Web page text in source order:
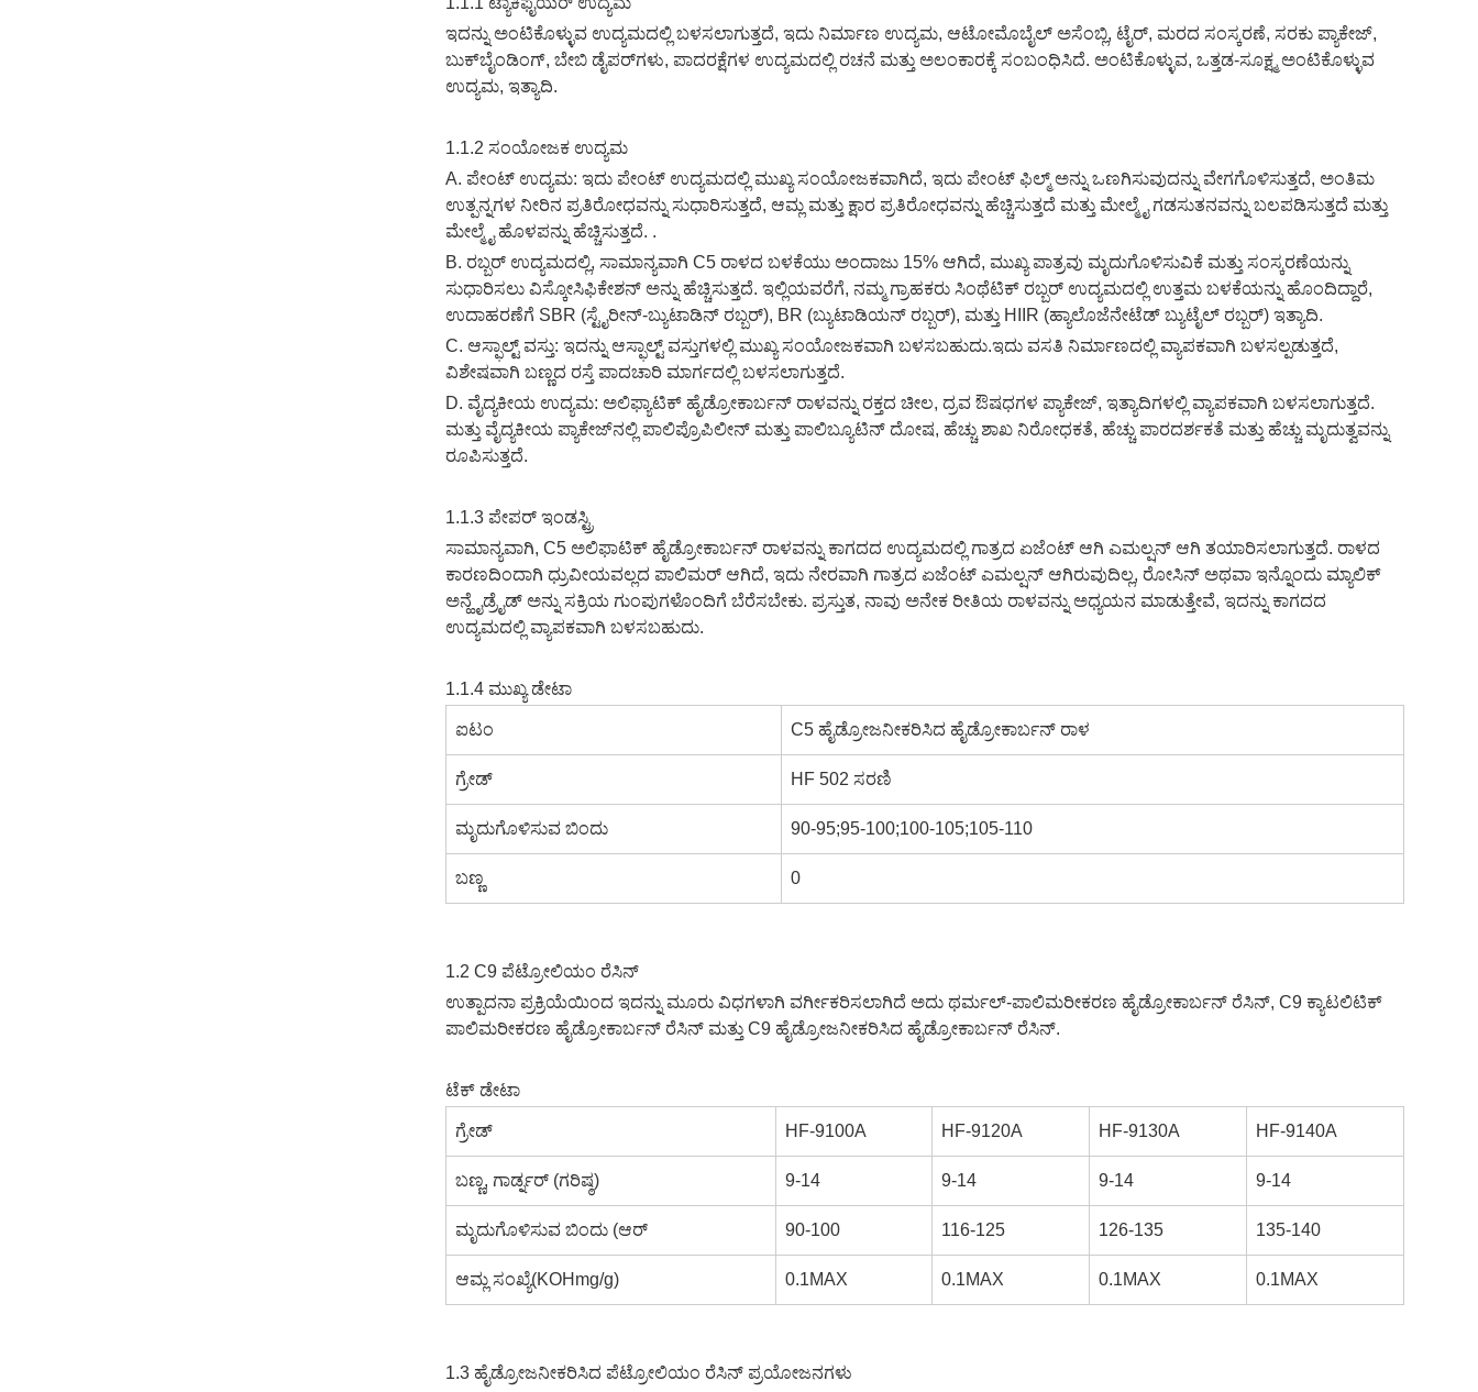
ಇದನ್ನು ಅಂಟಿಕೊಳ್ಳುವ ಉದ್ಯಮದಲ್ಲಿ ಬಳಸಲಾಗುತ್ತದೆ, ಇದು ನಿರ್ಮಾಣ ಉದ್ಯಮ, ಆಟೋಮೊಬೈಲ್ ಅಸೆಂಬ್ಲಿ, ಟೈರ್, ಮರದ ಸಂಸ್ಕರಣೆ, ಸರಕು ಪ್ಯಾಕೇಜ್,
ಬುಕ್‌ಬೈಂಡಿಂಗ್, ಬೇಬಿ ಡೈಪರ್‌ಗಳು, ಪಾದರಕ್ಷೆಗಳ ಉದ್ಯಮದಲ್ಲಿ ರಚನೆ ಮತ್ತು ಅಲಂಕಾರಕ್ಕೆ ಸಂಬಂಧಿಸಿದೆ. ಅಂಟಿಕೊಳ್ಳುವ, ಒತ್ತಡ-ಸೂಕ್ಷ್ಮ ಅಂಟಿಕೊಳ್ಳುವ
ಉದ್ಯಮ, ಇತ್ಯಾದಿ.
1.1.2 ಸಂಯೋಜಕ ಉದ್ಯಮ
A. ಪೇಂಟ್ ಉದ್ಯಮ: ಇದು ಪೇಂಟ್ ಉದ್ಯಮದಲ್ಲಿ ಮುಖ್ಯ ಸಂಯೋಜಕವಾಗಿದೆ, ಇದು ಪೇಂಟ್ ಫಿಲ್ಮ್ ಅನ್ನು ಒಣಗಿಸುವುದನ್ನು ವೇಗಗೊಳಿಸುತ್ತದೆ, ಅಂತಿಮ
ಉತ್ಪನ್ನಗಳ ನೀರಿನ ಪ್ರತಿರೋಧವನ್ನು ಸುಧಾರಿಸುತ್ತದೆ, ಆಮ್ಲ ಮತ್ತು ಕ್ಷಾರ ಪ್ರತಿರೋಧವನ್ನು ಹೆಚ್ಚಿಸುತ್ತದೆ ಮತ್ತು ಮೇಲ್ಮೈ ಗಡಸುತನವನ್ನು ಬಲಪಡಿಸುತ್ತದೆ ಮತ್ತು
ಮೇಲ್ಮೈ ಹೊಳಪನ್ನು ಹೆಚ್ಚಿಸುತ್ತದೆ. .
B. ರಬ್ಬರ್ ಉದ್ಯಮದಲ್ಲಿ, ಸಾಮಾನ್ಯವಾಗಿ C5 ರಾಳದ ಬಳಕೆಯು ಅಂದಾಜು 15% ಆಗಿದೆ, ಮುಖ್ಯ ಪಾತ್ರವು ಮೃದುಗೊಳಿಸುವಿಕೆ ಮತ್ತು ಸಂಸ್ಕರಣೆಯನ್ನು
ಸುಧಾರಿಸಲು ವಿಸ್ಕೋಸಿಫಿಕೇಶನ್ ಅನ್ನು ಹೆಚ್ಚಿಸುತ್ತದೆ. ಇಲ್ಲಿಯವರೆಗೆ, ನಮ್ಮ ಗ್ರಾಹಕರು ಸಿಂಥೆಟಿಕ್ ರಬ್ಬರ್ ಉದ್ಯಮದಲ್ಲಿ ಉತ್ತಮ ಬಳಕೆಯನ್ನು ಹೊಂದಿದ್ದಾರೆ,
ಉದಾಹರಣೆಗೆ SBR (ಸ್ಟೈರೀನ್-ಬ್ಯುಟಾಡಿನ್ ರಬ್ಬರ್), BR (ಬ್ಯುಟಾಡಿಯನ್ ರಬ್ಬರ್), ಮತ್ತು HIIR (ಹ್ಯಾಲೊಜೆನೇಟೆಡ್ ಬ್ಯುಟೈಲ್ ರಬ್ಬರ್) ಇತ್ಯಾದಿ.
C. ಆಸ್ಫಾಲ್ಟ್ ವಸ್ತು: ಇದನ್ನು ಆಸ್ಫಾಲ್ಟ್ ವಸ್ತುಗಳಲ್ಲಿ ಮುಖ್ಯ ಸಂಯೋಜಕವಾಗಿ ಬಳಸಬಹುದು.ಇದು ವಸತಿ ನಿರ್ಮಾಣದಲ್ಲಿ ವ್ಯಾಪಕವಾಗಿ ಬಳಸಲ್ಪಡುತ್ತದೆ,
ವಿಶೇಷವಾಗಿ ಬಣ್ಣದ ರಸ್ತೆ ಪಾದಚಾರಿ ಮಾರ್ಗದಲ್ಲಿ ಬಳಸಲಾಗುತ್ತದೆ.
D. ವೈದ್ಯಕೀಯ ಉದ್ಯಮ: ಅಲಿಫ್ಯಾಟಿಕ್ ಹೈಡ್ರೋಕಾರ್ಬನ್ ರಾಳವನ್ನು ರಕ್ತದ ಚೀಲ, ದ್ರವ ಔಷಧಗಳ ಪ್ಯಾಕೇಜ್, ಇತ್ಯಾದಿಗಳಲ್ಲಿ ವ್ಯಾಪಕವಾಗಿ ಬಳಸಲಾಗುತ್ತದೆ.
ಮತ್ತು ವೈದ್ಯಕೀಯ ಪ್ಯಾಕೇಜ್‌ನಲ್ಲಿ ಪಾಲಿಪ್ರೊಪಿಲೀನ್ ಮತ್ತು ಪಾಲಿಬ್ಯೂಟಿನ್ ದೋಷ, ಹೆಚ್ಚು ಶಾಖ ನಿರೋಧಕತೆ, ಹೆಚ್ಚು ಪಾರದರ್ಶಕತೆ ಮತ್ತು ಹೆಚ್ಚು ಮೃದುತ್ವವನ್ನು
ರೂಪಿಸುತ್ತದೆ.
1.1.3 ಪೇಪರ್ ಇಂಡಸ್ಟ್ರಿ
ಸಾಮಾನ್ಯವಾಗಿ, C5 ಅಲಿಫಾಟಿಕ್ ಹೈಡ್ರೋಕಾರ್ಬನ್ ರಾಳವನ್ನು ಕಾಗದದ ಉದ್ಯಮದಲ್ಲಿ ಗಾತ್ರದ ಏಜೆಂಟ್ ಆಗಿ ಎಮಲ್ಷನ್ ಆಗಿ ತಯಾರಿಸಲಾಗುತ್ತದೆ. ರಾಳದ
ಕಾರಣದಿಂದಾಗಿ ಧ್ರುವೀಯವಲ್ಲದ ಪಾಲಿಮರ್ ಆಗಿದೆ, ಇದು ನೇರವಾಗಿ ಗಾತ್ರದ ಏಜೆಂಟ್ ಎಮಲ್ಷನ್ ಆಗಿರುವುದಿಲ್ಲ, ರೋಸಿನ್ ಅಥವಾ ಇನ್ನೊಂದು ಮ್ಯಾಲಿಕ್
ಅನ್ಹೈಡ್ರೈಡ್ ಅನ್ನು ಸಕ್ರಿಯ ಗುಂಪುಗಳೊಂದಿಗೆ ಬೆರೆಸಬೇಕು. ಪ್ರಸ್ತುತ, ನಾವು ಅನೇಕ ರೀತಿಯ ರಾಳವನ್ನು ಅಧ್ಯಯನ ಮಾಡುತ್ತೇವೆ, ಇದನ್ನು ಕಾಗದದ
ಉದ್ಯಮದಲ್ಲಿ ವ್ಯಾಪಕವಾಗಿ ಬಳಸಬಹುದು.
1.1.4 ಮುಖ್ಯ ಡೇಟಾ
ಐಟಂ C5 ಹೈಡ್ರೋಜನೀಕರಿಸಿದ ಹೈಡ್ರೋಕಾರ್ಬನ್ ರಾಳ
ಗ್ರೇಡ್ HF 502 ಸರಣಿ
ಮೃದುಗೊಳಿಸುವ ಬಿಂದು 90-95;95-100;100-105;105-110
ಬಣ್ಣ 0
1.2 C9 ಪೆಟ್ರೋಲಿಯಂ ರೆಸಿನ್
ಉತ್ಪಾದನಾ ಪ್ರಕ್ರಿಯೆಯಿಂದ ಇದನ್ನು ಮೂರು ವಿಧಗಳಾಗಿ ವರ್ಗೀಕರಿಸಲಾಗಿದೆ ಅದು ಥರ್ಮಲ್-ಪಾಲಿಮರೀಕರಣ ಹೈಡ್ರೋಕಾರ್ಬನ್ ರೆಸಿನ್, C9 ಕ್ಯಾಟಲಿಟಿಕ್
ಪಾಲಿಮರೀಕರಣ ಹೈಡ್ರೋಕಾರ್ಬನ್ ರೆಸಿನ್ ಮತ್ತು C9 ಹೈಡ್ರೋಜನೀಕರಿಸಿದ ಹೈಡ್ರೋಕಾರ್ಬನ್ ರೆಸಿನ್.
ಟೆಕ್ ಡೇಟಾ
ಗ್ರೇಡ್ HF-9100A HF-9120A HF-9130A HF-9140A
ಬಣ್ಣ, ಗಾರ್ಡ್ನರ್ (ಗರಿಷ್ಠ) 9-14 9-14 9-14 9-14
ಮೃದುಗೊಳಿಸುವ ಬಿಂದು (ಆರ್ 90-100 116-125 126-135 135-140
ಆಮ್ಲ ಸಂಖ್ಯೆ(KOHmg/g) 0.1MAX 0.1MAX 0.1MAX 0.1MAX
1.3 ಹೈಡ್ರೋಜನೀಕರಿಸಿದ ಪೆಟ್ರೋಲಿಯಂ ರೆಸಿನ್ ಪ್ರಯೋಜನಗಳು